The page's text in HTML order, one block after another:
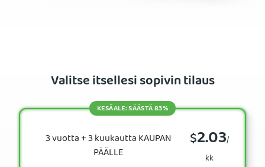
Valitse itsellesi sopivin tilaus
3 vuotta + 3 kuukautta KAUPAN
PÄÄLLE
$2.03/
kk
KESÄALE: SÄÄSTÄ 83%